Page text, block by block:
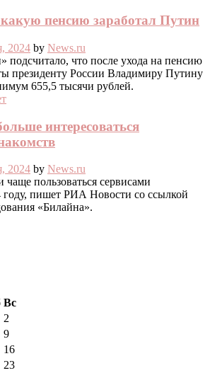
какую пенсию заработал Путин
2024 by News.ru
подсчитало, что после ухода на пенсию
президенту России Владимиру Путину
655,5 тысячи рублей.
интересоваться
2024 by News.ru
пользоваться сервисами
году, пишет РИА Новости со ссылкой
«Билайна».
Вс
2
9
16
23